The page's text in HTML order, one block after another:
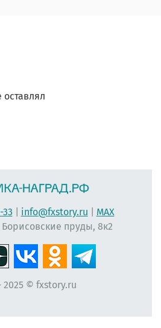
33 info@fxstory.ru
MAX
Борисовские пруды, 8к2
2025 © fxstory.ru